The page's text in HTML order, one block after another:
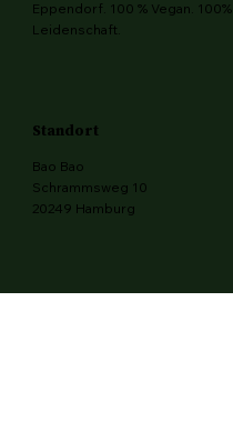
Eppendorf. 100 % Vegan. 100%
Leidenschaft.
Standort
Bao Bao
Schrammsweg 10
20249 Hamburg